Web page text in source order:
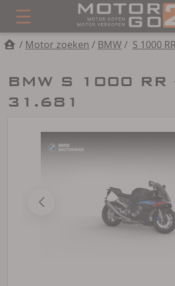
/ Motor zoeken / BMW/ S 1000
BMW S 1000 RR
31.681